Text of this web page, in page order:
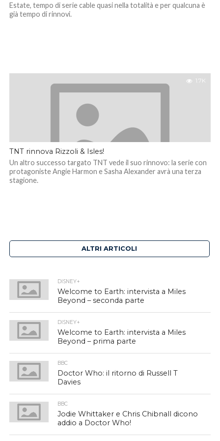
Estate, tempo di serie cable quasi nella totalità e per qualcuna è
già tempo di rinnovi.
1.7K
TNT rinnova Rizzoli & Isles!
Un altro successo targato TNT vede il suo rinnovo: la serie con
protagoniste Angie Harmon e Sasha Alexander avrà una terza
stagione.
ALTRI ARTICOLI
DISNEY+
Welcome to Earth: intervista a Miles
Beyond – seconda parte
DISNEY+
Welcome to Earth: intervista a Miles
Beyond – prima parte
BBC
Doctor Who: il ritorno di Russell T
Davies
BBC
Jodie Whittaker e Chris Chibnall dicono
addio a Doctor Who!